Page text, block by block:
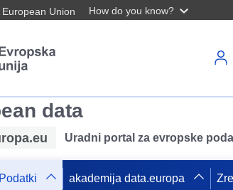
Union How do you know?
data
Uradni portal za evropske
Podatki akademija data.europa